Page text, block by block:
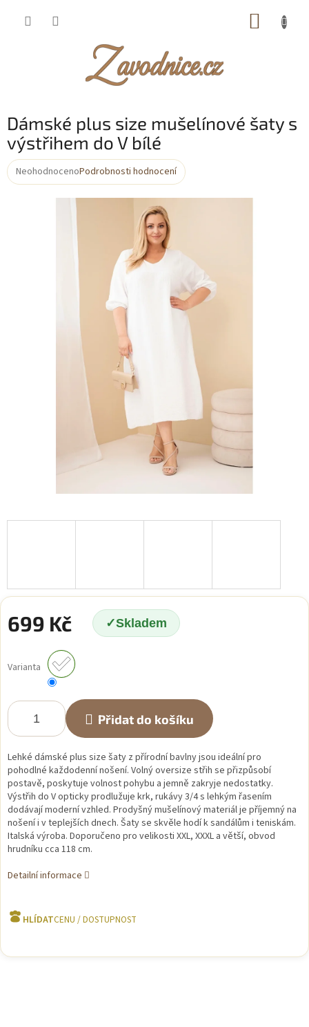
Dámské plus size mušelínové šaty s
výstřihem do V bílé
Průměrné
NeohodnocenoPodrobnosti hodnocení
699 Kč Skladem
cena:
Varianta
Přidat do košíku
Lehké dámské plus size šaty z přírodní bavlny jsou ideální pro
pohodlné každodenní nošení. Volný oversize střih se přizpůsobí
postavě, poskytuje volnost pohybu a jemně zakryje nedostatky.
Výstřih do V opticky prodlužuje krk, rukávy 3/4 s lehkým řasením
dodávají moderní vzhled. Prodyšný mušelínový materiál je příjemný na
nošení i v teplejších dnech. Šaty se skvěle hodí k sandálům i teniskám.
Italská výroba. Doporučeno pro velikosti XXL, XXXL a větší, obvod
hrudníku cca 118 cm.
Detailní informace
HLÍDAT